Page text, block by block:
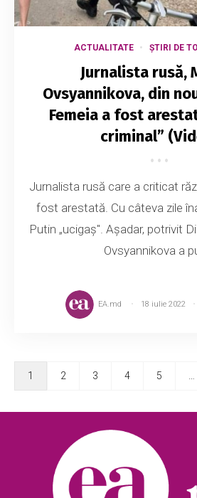
ACTUALITATE ȘTIRI DE
Jurnalista rusă,
Ovsyannikova, din
Femeia a fost
criminal”
Jurnalista rusă care a criticat
fost arestată. Cu câteva zile
Putin „ucigaş". Așadar, potrivit
Ovsyannikova a
EA.md 18 iulie 2022
1 2 3 4 5